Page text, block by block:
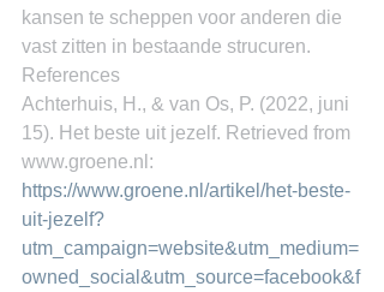
kansen te scheppen voor anderen die
vast zitten in bestaande strucuren.
References
Achterhuis, H., & van Os, P. (2022, juni
15). Het beste uit jezelf. Retrieved from
www.groene.nl:
https://www.groene.nl/artikel/het-beste-
uit-jezelf?
utm_campaign=website&utm_medium=
owned_social&utm_source=facebook&f